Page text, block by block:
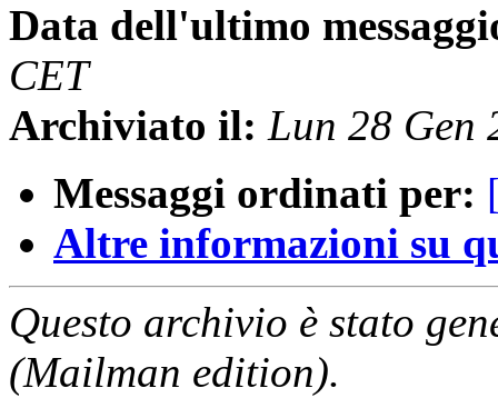
Data dell'ultimo
CET
Archiviato il: Lun 28 Gen
Messaggi ordinati per:
Altre informazioni su
Questo archivio è stato
(Mailman edition).